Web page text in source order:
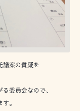
議案の質疑を
委員会なので、
。